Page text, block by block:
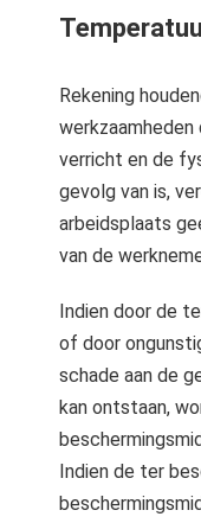
Rekening
verricht en de
gevolg van is,
arbeidsplaats
van de
Indien door de
of door
schade aan de
kan ontstaan,
Indien de ter